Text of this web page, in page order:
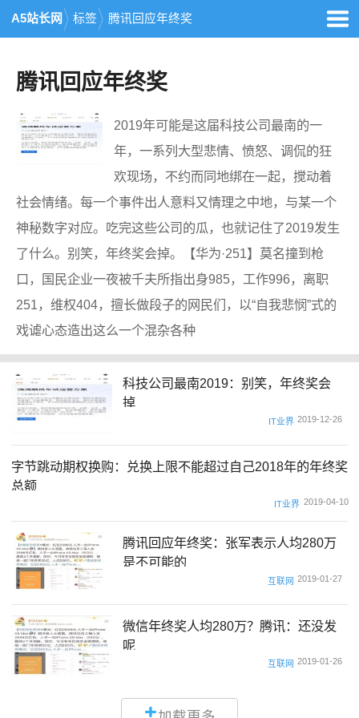
A5站长网 标签 腾讯回应年终奖
腾讯回应年终奖
2019年可能是这届科技公司最南的一
年，一系列大型悲情、愤怒、调侃的狂
欢现场，不约而同地绑在一起，搅动着
社会情绪。每一个事件出人意料又情理之中地，与某一个
神秘数字对应。吃完这些公司的瓜，也就记住了2019发生
了什么。别笑，年终奖会掉。【华为·251】莫名撞到枪
口，国民企业一夜被千夫所指出身985，工作996，离职
251，维权404，擅长做段子的网民们，以“自我悲悯”式的
戏谑心态造出这么一个混杂各种
科技公司最南2019：别笑，年终奖会
掉
IT业界 2019-12-26
字节跳动期权换购：兑换上限不能超过自己2018年的年终奖
总额
IT业界 2019-04-10
腾讯回应年终奖：张军表示人均280万
是不可能的
互联网 2019-01-27
微信年终奖人均280万？腾讯：还没发
呢
互联网 2019-01-26